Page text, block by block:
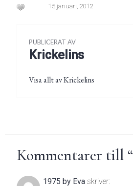
15 januari, 2012
PUBLICERAT AV
Krickelins
Visa allt av Krickelins
Kommentarer till “
1975 by Eva skriver: